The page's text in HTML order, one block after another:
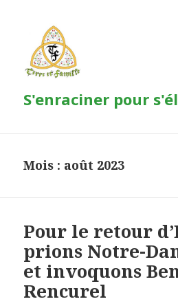
S'enraciner pour
Mois : août 2023
Pour le retour
prions Notre-
et invoquons
Rencurel